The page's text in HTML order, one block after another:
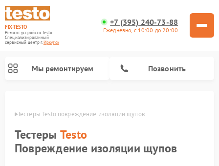
FIX-TESTO
Ремонт устройств Testo
Специализированный
cервисный центр г.Иркутск
+7 (395) 240-73-88
Ежедневно, с 10:00 до 20:00
Мы ремонтируем Позвонить
Тестеры Testo повреждение изоляции щупов
Тестеры Testo
Повреждение изоляции щупов